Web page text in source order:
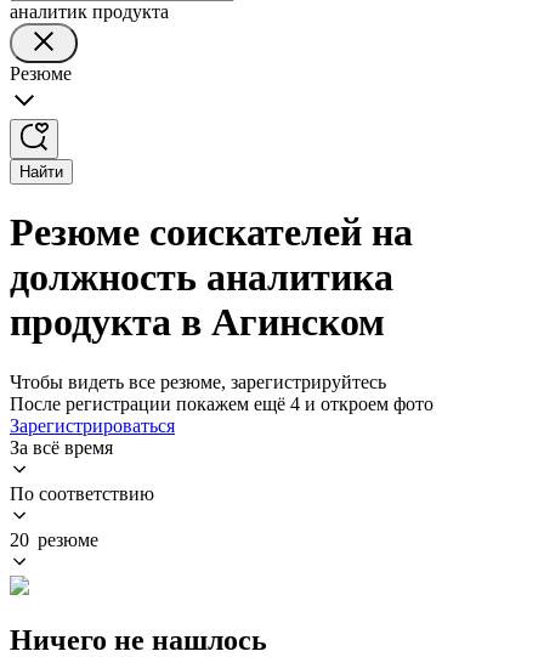
аналитик продукта
Резюме
Найти
Резюме соискателей на
должность аналитика
продукта в Агинском
Чтобы видеть все резюме, зарегистрируйтесь
После регистрации покажем ещё 4 и откроем фото
Зарегистрироваться
За всё время
По соответствию
20 резюме
Ничего не нашлось